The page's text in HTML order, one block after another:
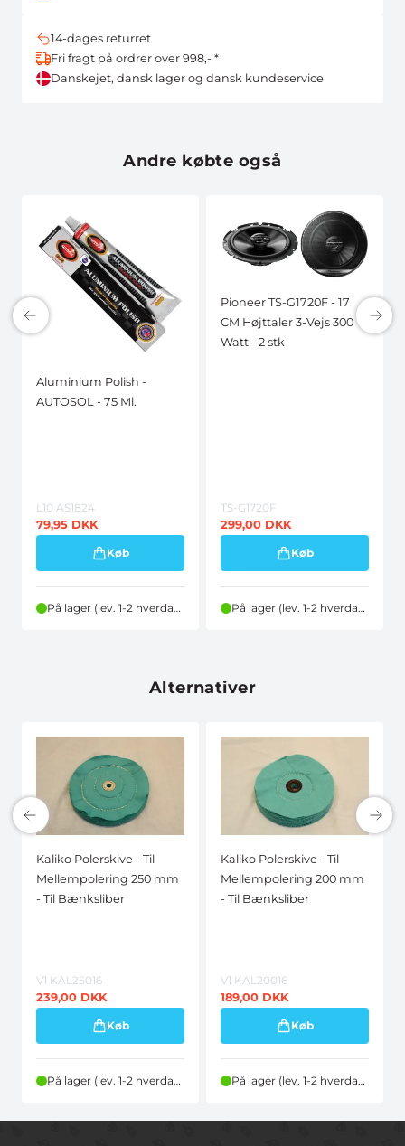
14-dages returret
Fri fragt på ordrer over 998,- *
Danskejet, dansk lager og dansk kundeservice
Andre købte også
Aluminium Polish -
AUTOSOL - 75 Ml.
L10 AS1824
79,95 DKK
Køb
På lager (lev. 1-2 hverdage)
Pioneer TS-G1720F - 17
CM Højttaler 3-Vejs 300
Watt - 2 stk
TS-G1720F
299,00 DKK
Køb
På lager (lev. 1-2 hverdage)
Alternativer
Kaliko Polerskive - Til
Mellempolering 250 mm
- Til Bænksliber
V1 KAL25016
239,00 DKK
Køb
På lager (lev. 1-2 hverdage)
Kaliko Polerskive - Til
Mellempolering 200 mm
- Til Bænksliber
V1 KAL20016
189,00 DKK
Køb
På lager (lev. 1-2 hverdage)